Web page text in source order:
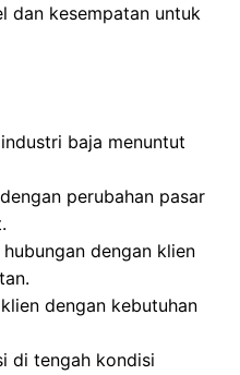
dan kesempatan untuk
baja menuntut
perubahan pasar
dengan klien
dengan kebutuhan
di tengah kondisi